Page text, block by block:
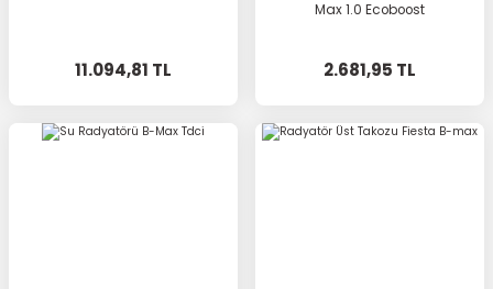
11.094,81 TL
Max 1.0 Ecoboost
2.681,95 TL